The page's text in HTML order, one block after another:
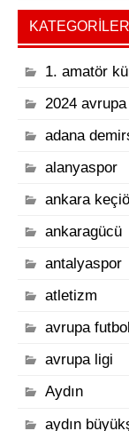
KATEGORILER
1. amatör
2024
adana
alanyaspor
ankara
ankaragücü
antalyaspor
atletizm
avrupa
avrupa ligi
Aydın
aydın